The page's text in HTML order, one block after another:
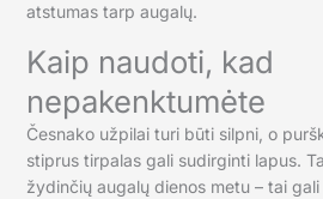
atstumas tarp augalų.
Kaip naudoti, kad
nepakenktumėte
Česnako užpilai turi būti silpni, o
stiprus tirpalas gali sudirginti lapus.
žydinčių augalų dienos metu – tai